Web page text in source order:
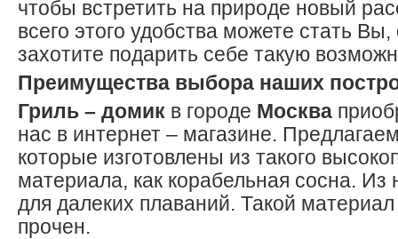
чтобы встретить на природе новый
всего этого удобства можете стать Вы,
захотите подарить себе такую
Преимущества выбора наших
Гриль – домик в городе Москва
нас в интернет – магазине.
которые изготовлены из такого
материала, как корабельная сосна. Из
для далеких плаваний. Такой материал
прочен.